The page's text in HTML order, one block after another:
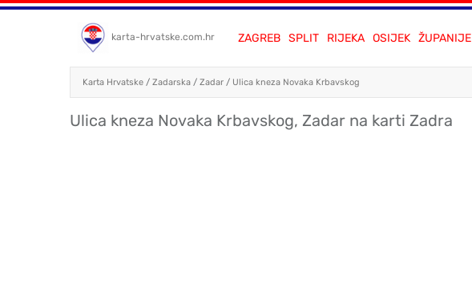
karta-hrvatske.com.hr ZAGREB SPLIT RIJEKA OSIJEK ŽUPANIJE
Karta Hrvatske / Zadarska / Zadar / Ulica kneza Novaka Krbavskog
Ulica kneza Novaka Krbavskog, Zadar na karti Zadra